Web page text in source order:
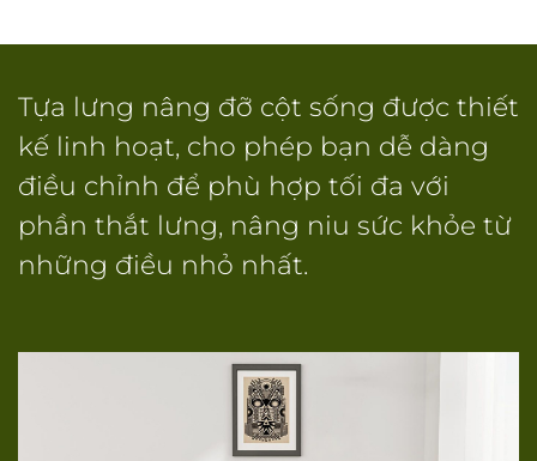
Tựa lưng nâng đỡ cột sống được thiết
kế linh hoạt, cho phép bạn dễ dàng
điều chỉnh để phù hợp tối đa với
phần thắt lưng, nâng niu sức khỏe từ
những điều nhỏ nhất.